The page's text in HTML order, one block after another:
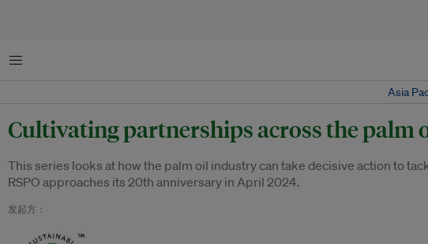
菜单
Asia
Cultivating partnerships across the palm
This series looks at how the palm oil industry can take decisive action to
RSPO approaches its 20th anniversary in April 2024.
发起方：